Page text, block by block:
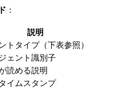
：
説明
トタイプ（下表参照）
ェント識別子
読める説明
イムスタンプ